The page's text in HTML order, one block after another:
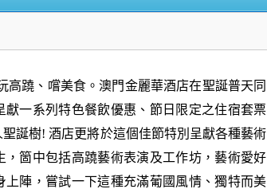
高蹺、嚐美食。澳門金麗華酒店在聖誕普天同
一系列特色餐飲優惠、節日限定之住宿套票
誕樹! 酒店更將於這個佳節特別呈獻各種藝術
箇中包括高蹺藝術表演及工作坊，藝術愛好
陣，嘗試一下這種充滿葡國風情、獨特而美